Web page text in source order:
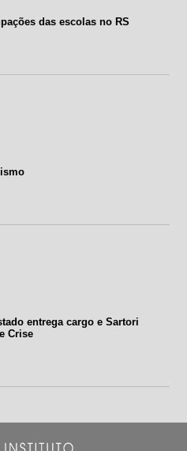
das escolas no RS
entrega cargo e Sartori
Crise